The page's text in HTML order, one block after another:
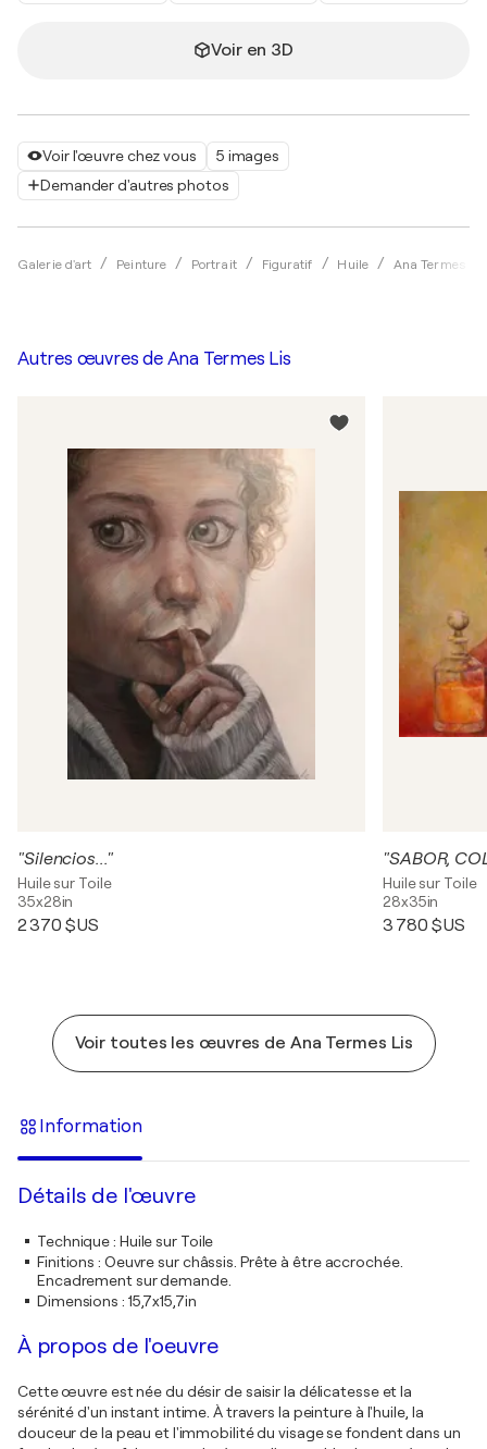
Voir l'œuvre chez vous
5 images
Demander d'autres photos
Galerie d'art Peinture Portrait Figuratif Huile Ana Termes Lis
Voir en 3D
Autres œuvres de Ana Termes Lis
"Silencios..."
Huile sur Toile
35x28in
2 370 $US
"SABOR,
Huile sur Toile
28x35in
3 780 $US
Voir toutes les œuvres de Ana Termes Lis
Information
Détails de l'œuvre
Technique: Huile sur Toile
Finitions : Oeuvre sur châssis. Prête à être accrochée.
Encadrement sur demande.
Dimensions : 15,7x15,7in
À propos de l'oeuvre
Cette œuvre est née du désir de saisir la délicatesse et la
sérénité d'un instant intime. À travers la peinture à l'huile, la
douceur de la peau et l'immobilité du visage se fondent dans un